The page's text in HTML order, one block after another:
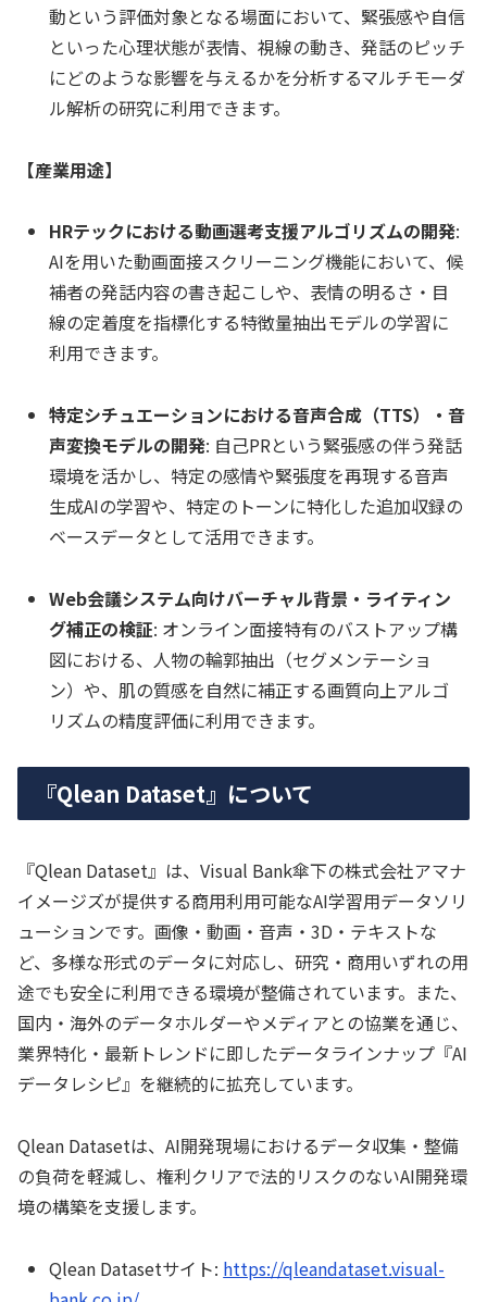
動という評価対象となる場面において、緊張感や自信
といった心理状態が表情、視線の動き、発話のピッチ
にどのような影響を与えるかを分析するマルチモーダ
ル解析の研究に利用できます。
【産業用途】
HRテックにおける動画選考支援アルゴリズムの開発:
AIを用いた動画面接スクリーニング機能において、候
補者の発話内容の書き起こしや、表情の明るさ・目
線の定着度を指標化する特徴量抽出モデルの学習に
利用できます。
特定シチュエーションにおける音声合成（TTS）・音
声変換モデルの開発: 自己PRという緊張感の伴う発話
環境を活かし、特定の感情や緊張度を再現する音声
生成AIの学習や、特定のトーンに特化した追加収録の
ベースデータとして活用できます。
Web会議システム向けバーチャル背景・ライティン
グ補正の検証: オンライン面接特有のバストアップ構
図における、人物の輪郭抽出（セグメンテーショ
ン）や、肌の質感を自然に補正する画質向上アルゴ
リズムの精度評価に利用できます。
『Qlean Dataset』について
『Qlean Dataset』は、Visual Bank傘下の株式会社アマナ
イメージズが提供する商用利用可能なAI学習用データソリ
ューションです。画像・動画・音声・3D・テキストな
ど、多様な形式のデータに対応し、研究・商用いずれの用
途でも安全に利用できる環境が整備されています。また、
国内・海外のデータホルダーやメディアとの協業を通じ、
業界特化・最新トレンドに即したデータラインナップ『AI
データレシピ』を継続的に拡充しています。
Qlean Datasetは、AI開発現場におけるデータ収集・整備
の負荷を軽減し、権利クリアで法的リスクのないAI開発環
境の構築を支援します。
Qlean Datasetサイト: https://qleandataset.visual-